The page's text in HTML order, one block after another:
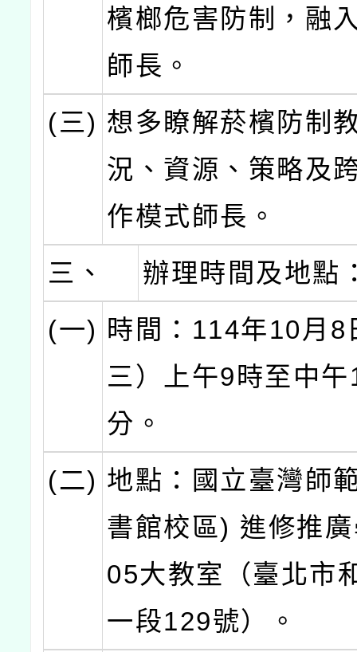
檳榔危害防制，融
師長。
(三) 想多瞭解菸檳防制
況、資源、策略及
作模式師長。
三、
辦理時間及地點
(一) 時間：114年10月8
三）上午9時至中
分。
(二) 地點：國立臺灣師
書館校區) 進修推
05大教室（臺北市
一段129號）。